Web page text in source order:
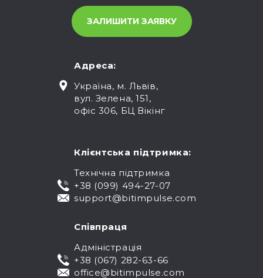
Адреса:
Україна, м. Львів,
вул. Зелена, 151,
офіс 306, БЦ Вікінг
Клієнтська підтримка:
Технічна підтримка
+38 (099) 494-27-07
support@bitimpulse.com
Співпраця
Адміністрація
+38 (067) 282-63-66
office@bitimpulse.com